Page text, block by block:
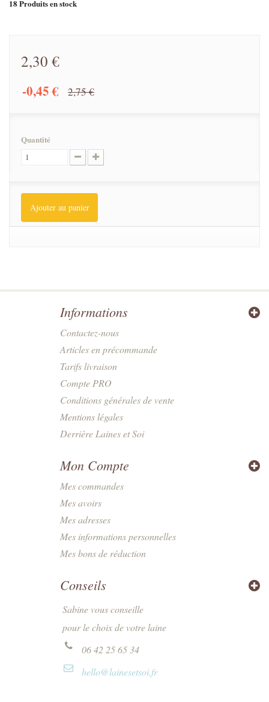
18 Produits en stock
2,30 €
-0,45 € 2,75 €
Quantité
Ajouter au panier
Informations
Contactez-nous
Articles en précommande
Tarifs livraison
Compte PRO
Conditions générales de vente
Mentions légales
Derrière Laines et Soi
Mon Compte
Mes commandes
Mes avoirs
Mes adresses
Mes informations personnelles
Mes bons de réduction
Conseils
Sabine vous conseille
pour le choix de votre laine
06 42 25 65 34
hello@lainesetsoi.fr